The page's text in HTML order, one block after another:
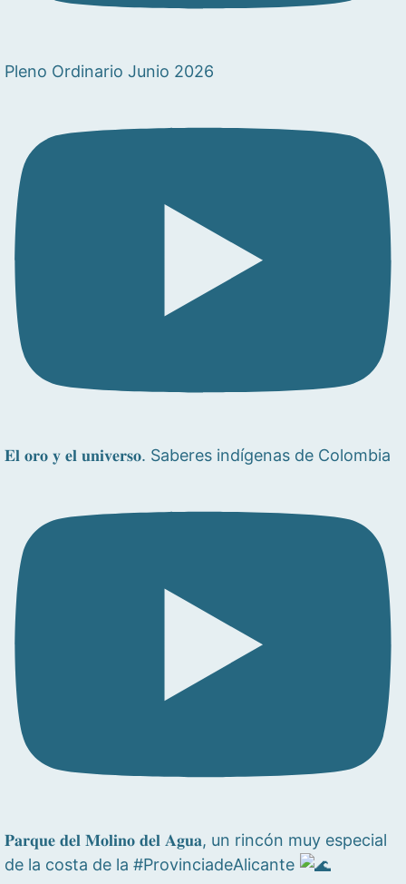
Pleno Ordinario Junio 2026
𝐄𝐥 𝐨𝐫𝐨 𝐲 𝐞𝐥 𝐮𝐧𝐢𝐯𝐞𝐫𝐬𝐨. Saberes indígenas de Colombia
𝐏𝐚𝐫𝐪𝐮𝐞 𝐝𝐞𝐥 𝐌𝐨𝐥𝐢𝐧𝐨 𝐝𝐞𝐥 𝐀𝐠𝐮𝐚, un rincón muy especial
de la costa de la #ProvinciadeAlicante